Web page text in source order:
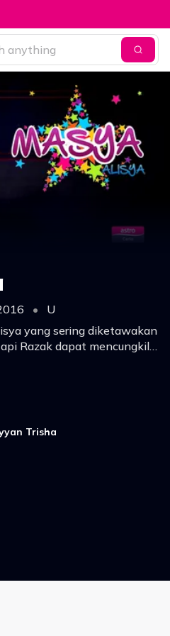
•
U
yang sering diketawakan
Razak dapat mencungkil
Trisha